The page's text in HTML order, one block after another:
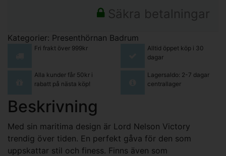
Säkra betalningar
Kategorier: Presenthörnan Badrum
Fri frakt över 999kr
Alltid öppet köp i 30
dagar
Alla kunder får 50kr i
rabatt på nästa köp!
Lagersaldo: 2-7 dagar
centrallager
Beskrivning
Med sin maritima design är Lord Nelson Victory
trendig över tiden. En perfekt gåva för den som
uppskattar stil och finess. Finns även som